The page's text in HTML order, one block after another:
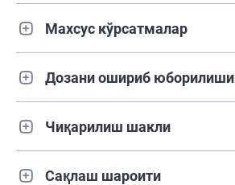
Махсус кўрсатмалар
Дозани ошириб юборилиши
Чиқарилиш шакли
Сақлаш шароити